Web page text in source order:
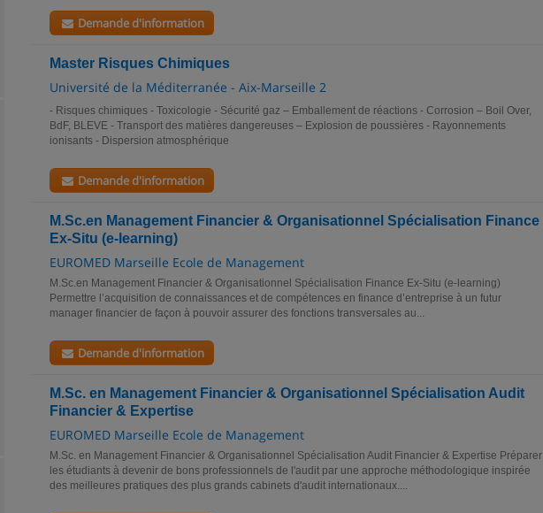
Demande d'information
Master Risques Chimiques
Université de la Méditerranée - Aix-Marseille 2
- Risques chimiques - Toxicologie - Sécurité gaz – Emballement de réactions - Corrosion – Boil Over,
BdF, BLEVE - Transport des matières dangereuses – Explosion de poussières - Rayonnements
ionisants - Dispersion atmosphérique
Demande d'information
M.Sc.en Management Financier & Organisationnel Spécialisation Finance
Ex-Situ (e-learning)
EUROMED Marseille Ecole de Management
M.Sc.en Management Financier & Organisationnel Spécialisation Finance Ex-Situ (e-learning)
Permettre l’acquisition de connaissances et de compétences en finance d’entreprise à un futur
manager financier de façon à pouvoir assurer des fonctions transversales au...
Demande d'information
M.Sc. en Management Financier & Organisationnel Spécialisation Audit
Financier & Expertise
EUROMED Marseille Ecole de Management
M.Sc. en Management Financier & Organisationnel Spécialisation Audit Financier & Expertise Préparer
les étudiants à devenir de bons professionnels de l'audit par une approche méthodologique inspirée
des meilleures pratiques des plus grands cabinets d'audit internationaux....